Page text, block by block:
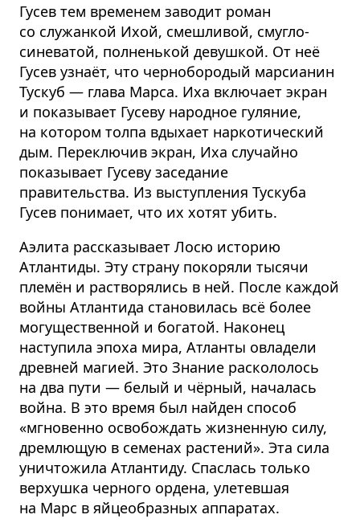
Гусев тем временем заводит роман
со служанкой Ихой, смешливой, смугло-
синеватой, полненькой девушкой. От неё
Гусев узнаёт, что чернобородый марсианин
Тускуб — глава Марса. Иха включает экран
и показывает Гусеву народное гуляние,
на котором толпа вдыхает наркотический
дым. Переключив экран, Иха случайно
показывает Гусеву заседание
правительства. Из выступления Тускуба
Гусев понимает, что их хотят убить.
Аэлита рассказывает Лосю историю
Атлантиды. Эту страну покоряли тысячи
племён и растворялись в ней. После каждой
войны Атлантида становилась всё более
могущественной и богатой. Наконец
наступила эпоха мира, Атланты овладели
древней магией. Это Знание раскололось
на два пути — белый и чёрный, началась
война. В это время был найден способ
«мгновенно освобождать жизненную силу,
дремлющую в семенах растений». Эта сила
уничтожила Атлантиду. Спаслась только
верхушка черного ордена, улетевшая
на Марс в яйцеобразных аппаратах.